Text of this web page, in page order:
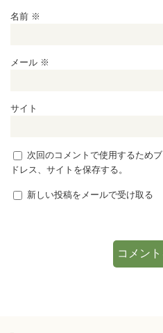
名前 ※
メール ※
サイト
次回のコメントで使用するため
ドレス、サイトを保存する。
新しい投稿をメールで受け取る